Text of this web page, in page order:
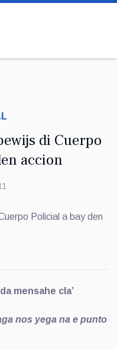
di Cuerpo
accion
mensahe cla’
nos yega na e punto